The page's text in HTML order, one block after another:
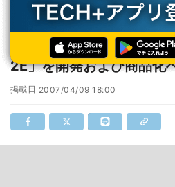
TECH+ テクノロジー
半導体
中国科学院とST、64ビットプロセッサ「龍
中国科学院とST、64ビ
2E」を開発および商品化
掲載日 2007/04/09 18:00